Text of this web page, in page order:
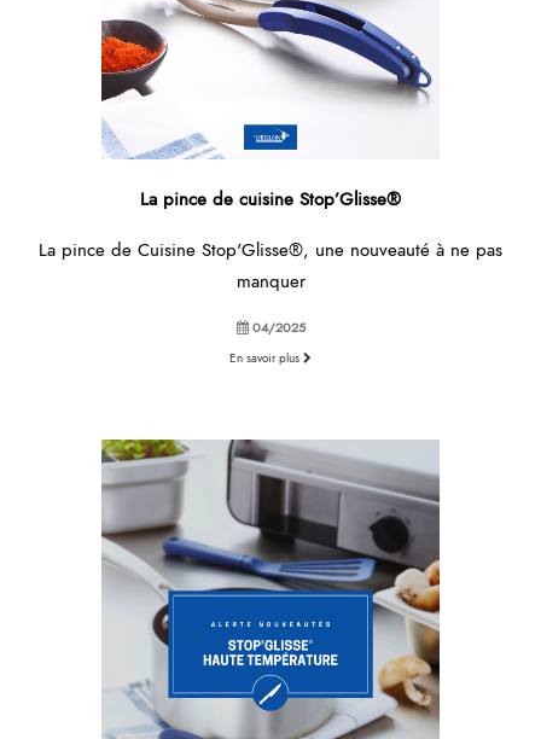
La pince de cuisine Stop’Glisse®
La pince de Cuisine Stop'Glisse®, une nouveauté à ne pas
manquer
04/2025
En savoir plus